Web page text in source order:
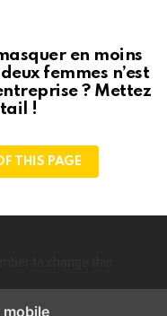
en moins
femmes n’est
? Mettez
!
THIS PAGE
mobile